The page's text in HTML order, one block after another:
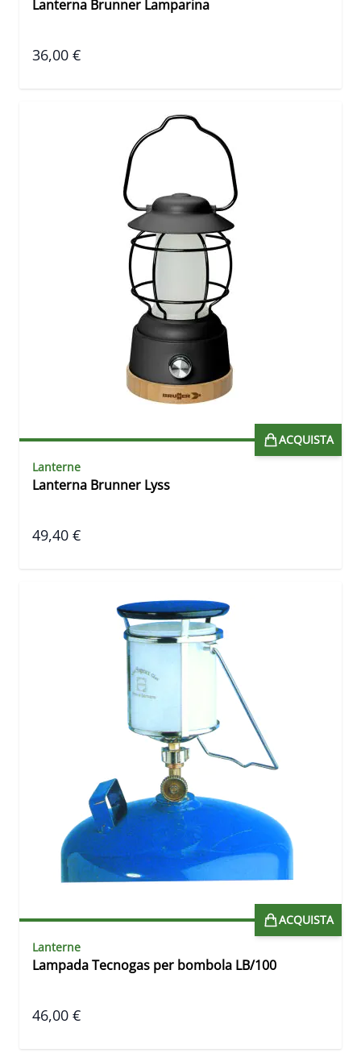
Lanterna Brunner Lamparina
36,00 €
ACQUISTA
Lanterne
Lanterna Brunner Lyss
49,40 €
ACQUISTA
Lanterne
Lampada Tecnogas per bombola LB/100
46,00 €